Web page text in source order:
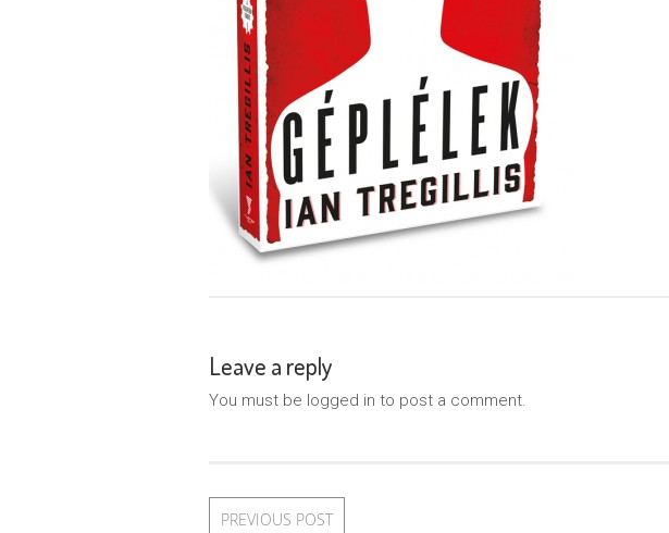
Leave a reply
You must be logged in to post a comment.
PREVIOUS POST